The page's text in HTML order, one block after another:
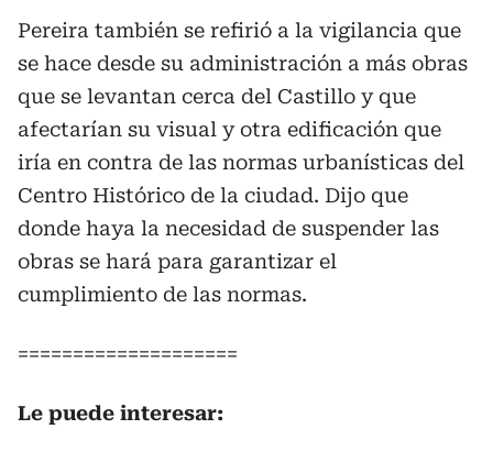
Pereira también se refirió a la vigilancia que
se hace desde su administración a más obras
que se levantan cerca del Castillo y que
afectarían su visual y otra edificación que
iría en contra de las normas urbanísticas del
Centro Histórico de la ciudad. Dijo que
donde haya la necesidad de suspender las
obras se hará para garantizar el
cumplimiento de las normas.
====================
Le puede interesar: